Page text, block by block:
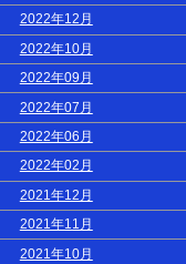
2022年12月
2022年10月
2022年09月
2022年07月
2022年06月
2022年02月
2021年12月
2021年11月
2021年10月